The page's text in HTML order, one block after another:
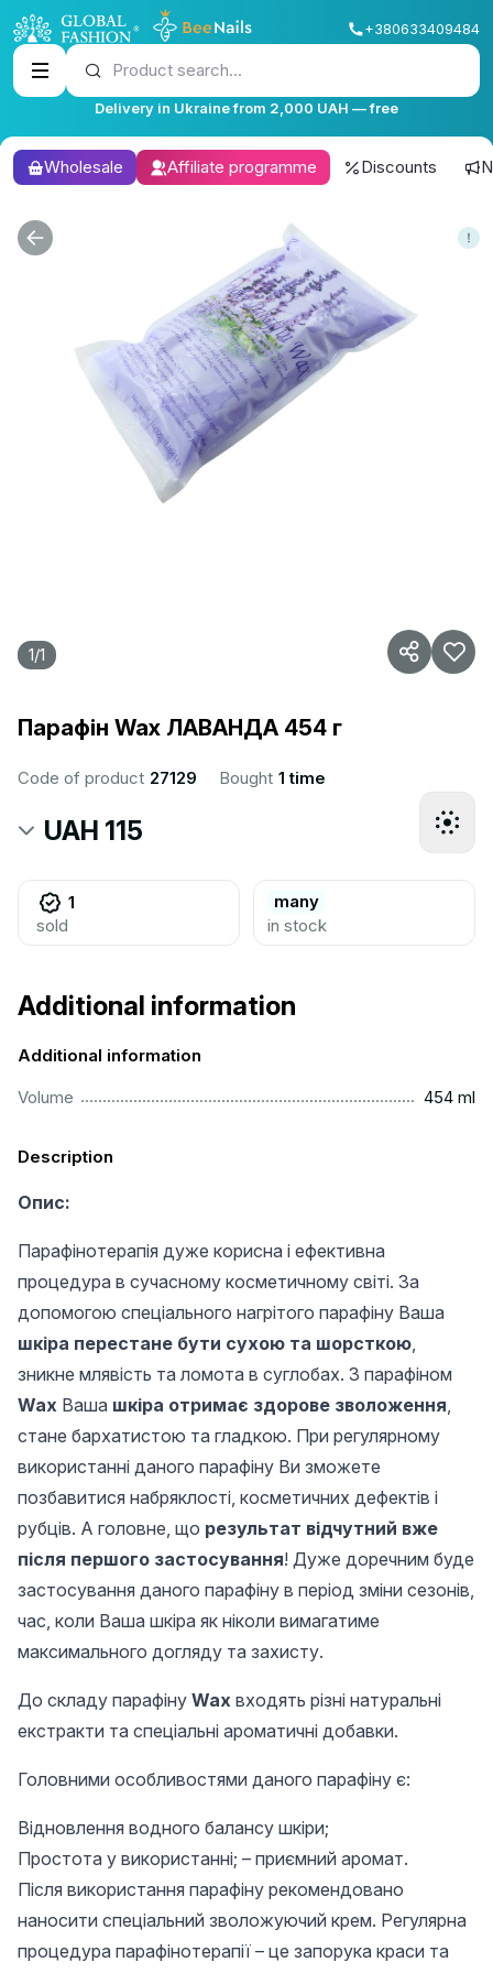
+380633409484
Product search...
Delivery in Ukraine from 2,000 UAH — free
Wholesale Affiliate programme Discounts
1/1
Парафін Wax ЛАВАНДА 454 г
Code of product 27129 Bought 1 time
UAH 115
1
sold
many
in stock
Additional information
Additional information
Volume
454 ml
Description
Опис:
Парафінотерапія дуже корисна і ефективна
процедура в сучасному косметичному світі. За
допомогою спеціального нагрітого парафіну Ваша
шкіра перестане бути сухою та шорсткою,
зникне млявість та ломота в суглобах. З парафіном
Wax Ваша шкіра отримає здорове зволоження,
стане бархатистою та гладкою. При регулярному
використанні даного парафіну Ви зможете
позбавитися набряклості, косметичних дефектів і
рубців. А головне, що результат відчутний вже
після першого застосування! Дуже доречним буде
застосування даного парафіну в період зміни сезонів,
час, коли Ваша шкіра як ніколи вимагатиме
максимального догляду та захисту.
До складу парафіну Wax входять різні натуральні
екстракти та спеціальні ароматичні добавки.
Головними особливостями даного парафіну є:
Відновлення водного балансу шкіри;
Простота у використанні; – приємний аромат.
Після використання парафіну рекомендовано
наносити спеціальний зволожуючий крем. Регулярна
процедура парафінотерапії – це запорука краси та